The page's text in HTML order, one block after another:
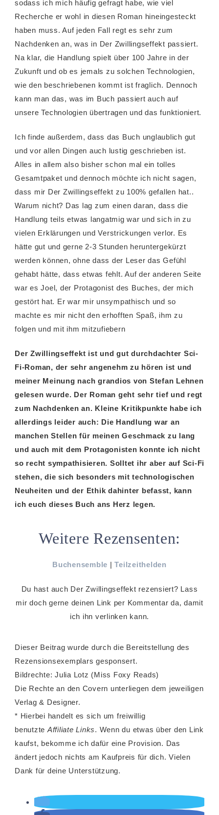
sodass ich mich häufig gefragt habe, wie viel
Recherche er wohl in diesen Roman hineingesteckt
haben muss. Auf jeden Fall regt es sehr zum
Nachdenken an, was in Der Zwillingseffekt passiert.
Na klar, die Handlung spielt über 100 Jahre in der
Zukunft und ob es jemals zu solchen Technologien,
wie den beschriebenen kommt ist fraglich. Dennoch
kann man das, was im Buch passiert auch auf
unsere Technologien übertragen und das funktioniert.
Ich finde außerdem, dass das Buch unglaublich gut
und vor allen Dingen auch lustig geschrieben ist.
Alles in allem also bisher schon mal ein tolles
Gesamtpaket und dennoch möchte ich nicht sagen,
dass mir Der Zwillingseffekt zu 100% gefallen hat..
Warum nicht? Das lag zum einen daran, dass die
Handlung teils etwas langatmig war und sich in zu
vielen Erklärungen und Verstrickungen verlor. Es
hätte gut und gerne 2-3 Stunden heruntergekürzt
werden können, ohne dass der Leser das Gefühl
gehabt hätte, dass etwas fehlt. Auf der anderen Seite
war es Joel, der Protagonist des Buches, der mich
gestört hat. Er war mir unsympathisch und so
machte es mir nicht den erhofften Spaß, ihm zu
folgen und mit ihm mitzufiebern
Der Zwillingseffekt ist und gut durchdachter Sci-
Fi-Roman, der sehr angenehm zu hören ist und
meiner Meinung nach grandios von Stefan Lehnen
gelesen wurde. Der Roman geht sehr tief und regt
zum Nachdenken an. Kleine Kritikpunkte habe ich
allerdings leider auch: Die Handlung war an
manchen Stellen für meinen Geschmack zu lang
und auch mit dem Protagonisten konnte ich nicht
so recht sympathisieren. Solltet ihr aber auf Sci-Fi
stehen, die sich besonders mit technologischen
Neuheiten und der Ethik dahinter befasst, kann
ich euch dieses Buch ans Herz legen.
Weitere Rezensenten:
Buchensemble |Teilzeithelden
Du hast auch Der Zwillingseffekt rezensiert? Lass
mir doch gerne deinen Link per Kommentar da, damit
ich ihn verlinken kann.
Dieser Beitrag wurde durch die Bereitstellung des
Rezensionsexemplars gesponsert.
Bildrechte: Julia Lotz (Miss Foxy Reads)
Die Rechte an den Covern unterliegen dem jeweiligen
Verlag & Designer.
* Hierbei handelt es sich um freiwillig
benutzte Affiliate Links. Wenn du etwas über den Link
kaufst, bekomme ich dafür eine Provision. Das
ändert jedoch nichts am Kaufpreis für dich. Vielen
Dank für deine Unterstützung.